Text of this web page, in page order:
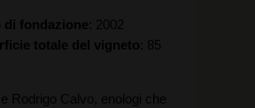
di fondazione
2002
totale del vigneto 85
Rodrigo Calvo, enologi che